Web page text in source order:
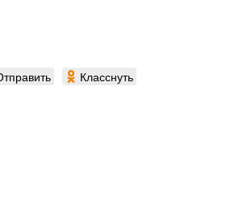
Класснуть